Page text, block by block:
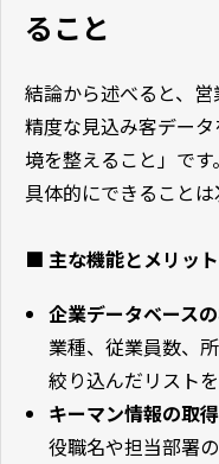
ること
結論から述べると、
精度な見込み客デー
境を整えること」です。
具体的にできることは
■ 主な機能とメリット
企業データベース
業種、従業員数、
絞り込んだリストを
キーマン情報の取得
役職名や担当部署